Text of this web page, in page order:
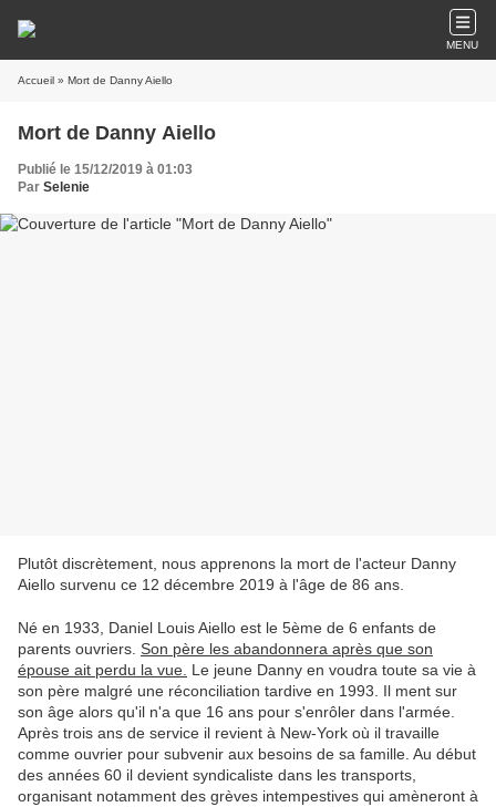
MENU
Accueil » Mort de Danny Aiello
Mort de Danny Aiello
Publié le 15/12/2019 à 01:03
Par Selenie
Plutôt discrètement, nous apprenons la mort de l'acteur Danny
Aiello survenu ce 12 décembre 2019 à l'âge de 86 ans.
Né en 1933, Daniel Louis Aiello est le 5ème de 6 enfants de
parents ouvriers. Son père les abandonnera après que son
épouse ait perdu la vue. Le jeune Danny en voudra toute sa vie à
son père malgré une réconciliation tardive en 1993. Il ment sur
son âge alors qu'il n'a que 16 ans pour s'enrôler dans l'armée.
Après trois ans de service il revient à New-York où il travaille
comme ouvrier pour subvenir aux besoins de sa famille. Au début
des années 60 il devient syndicaliste dans les transports,
organisant notamment des grèves intempestives qui amèneront à